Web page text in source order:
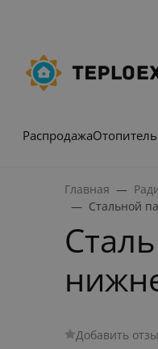
Распродажа
Главная
Стальной
Добавить